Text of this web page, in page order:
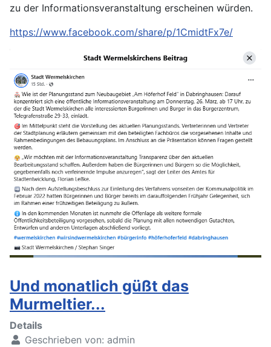
zu der Informationsveranstaltung erscheinen würden.
https://www.facebook.com/share/p/1CmidtFx7e/
Und monatlich güßt das
Murmeltier...
Details
Geschrieben von: admin